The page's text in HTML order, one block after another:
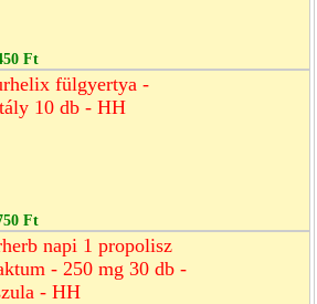
Ft
fülgyertya -
10 db - HH
Ft
napi 1 propolisz
- 250 mg 30 db -
- HH